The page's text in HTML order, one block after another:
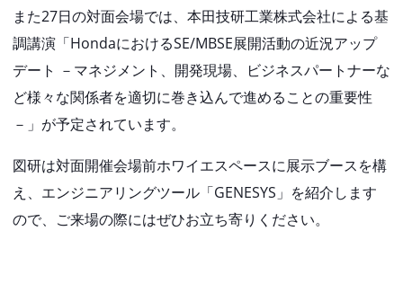
また27日の対面会場では、本田技研工業株式会社による基
調講演「HondaにおけるSE/MBSE展開活動の近況アップ
デート －マネジメント、開発現場、ビジネスパートナーな
ど様々な関係者を適切に巻き込んで進めることの重要性
－」が予定されています。
図研は対面開催会場前ホワイエスペースに展示ブースを構
え、エンジニアリングツール「GENESYS」を紹介します
ので、ご来場の際にはぜひお立ち寄りください。